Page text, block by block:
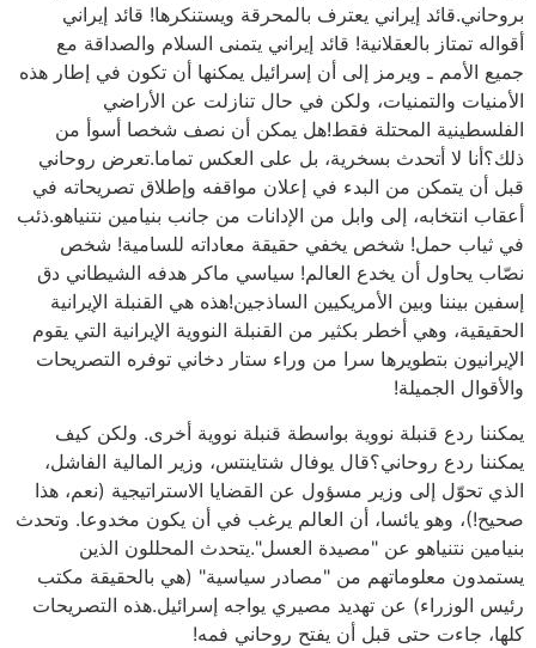
بروحاني.قائد إيراني يعترف بالمحرقة ويستنكرها! قائد إيراني
أقواله تمتاز بالعقلانية! قائد إيراني يتمنى السلام والصداقة مع
جميع الأمم ـ ويرمز إلى أن إسرائيل يمكنها أن تكون في إطار هذه
الأمنيات والتمنيات، ولكن في حال تنازلت عن الأراضي
الفلسطينية المحتلة فقط!هل يمكن أن نصف شخصا أسوأ من
ذلك؟أنا لا أتحدث بسخرية، بل على العكس تماما.تعرض روحاني
قبل أن يتمكن من البدء في إعلان مواقفه وإطلاق تصريحاته في
أعقاب انتخابه، إلى وابل من الإدانات من جانب بنيامين نتنياهو.ذئب
في ثياب حمل! شخص يخفي حقيقة معاداته للسامية! شخص
نصّاب يحاول أن يخدع العالم! سياسي ماكر هدفه الشيطاني دق
إسفين بيننا وبين الأمريكيين الساذجين!هذه هي القنبلة الإيرانية
الحقيقية، وهي أخطر بكثير من القنبلة النووية الإيرانية التي يقوم
الإيرانيون بتطويرها سرا من وراء ستار دخاني توفره التصريحات
والأقوال الجميلة!
يمكننا ردع قنبلة نووية بواسطة قنبلة نووية أخرى. ولكن كيف
يمكننا ردع روحاني؟قال يوفال شتاينتس، وزير المالية الفاشل،
الذي تحوّل إلى وزير مسؤول عن القضايا الاستراتيجية (نعم، هذا
صحيح!)، وهو يائسا، أن العالم يرغب في أن يكون مخدوعا. وتحدث
بنيامين نتنياهو عن "مصيدة العسل".يتحدث المحللون الذين
يستمدون معلوماتهم من "مصادر سياسية" (هي بالحقيقة مكتب
رئيس الوزراء) عن تهديد مصيري يواجه إسرائيل.هذه التصريحات
كلها، جاءت حتى قبل أن يفتح روحاني فمه!